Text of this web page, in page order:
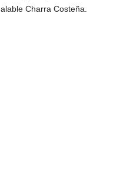
Charra Costeña.